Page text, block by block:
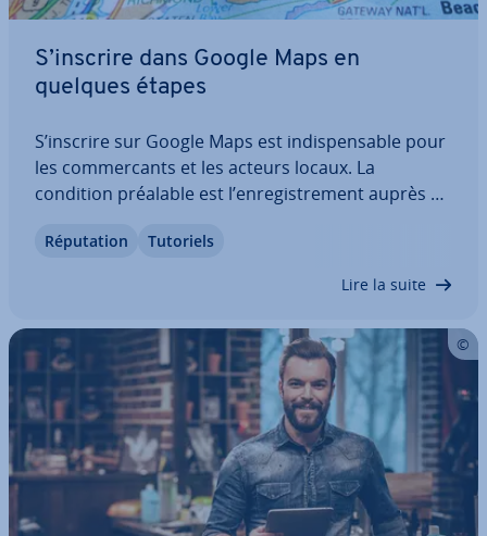
S’inscrire dans Google Maps en
quelques étapes
S’inscrire sur Google Maps est in­dis­pen­sable pour
les com­mer­cants et les acteurs locaux. La
condition préalable est l’en­re­gis­tre­ment auprès de
leader des moteurs de recherche. Nous vous ex­pli­
Ré­pu­ta­tion Tutoriels
Lire la suite